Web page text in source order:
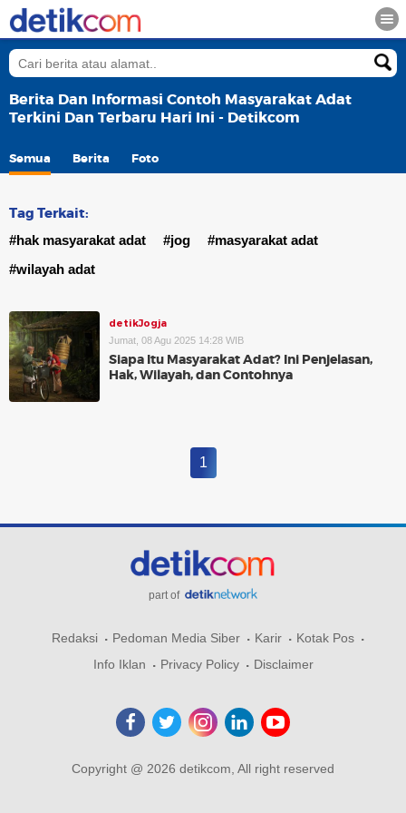
Berita Dan Informasi Contoh Masyarakat Adat
Terkini Dan Terbaru Hari Ini - Detikcom
Semua Berita Foto
Tag Terkait:
#hak masyarakat adat #jog
#masyarakat adat
#wilayah adat
detikJogja
Jumat, 08 Agu 2025 14:28 WIB
Siapa Itu Masyarakat Adat? Ini Penjelasan,
Hak, Wilayah, dan Contohnya
1
part of
Redaksi Pedoman Media Siber Karir
Kotak Pos
Info Iklan
Privacy Policy Disclaimer
Copyright @ 2026 detikcom, All right reserved